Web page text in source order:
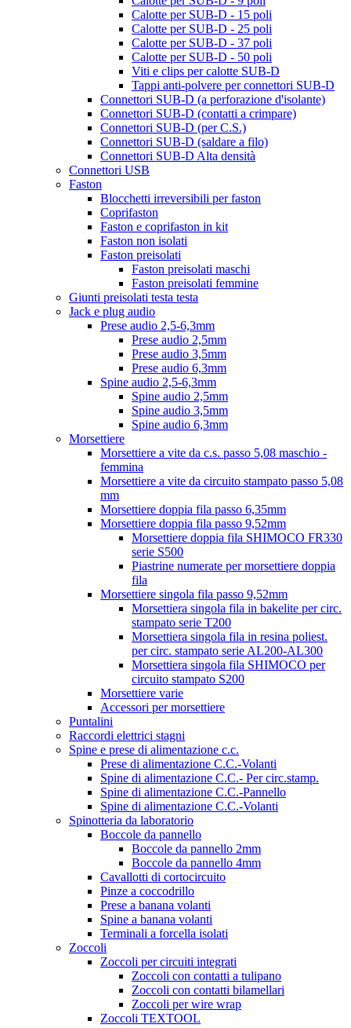
Calotte per SUB-D - 15 poli
Calotte per SUB-D - 25 poli
Calotte per SUB-D - 37 poli
Calotte per SUB-D - 50 poli
Viti e clips per calotte SUB-D
Tappi anti-polvere per connettori SUB-D
Connettori SUB-D (a perforazione d'isolante)
Connettori SUB-D (contatti a crimpare)
Connettori SUB-D (per C.S.)
Connettori SUB-D (saldare a filo)
Connettori SUB-D Alta densità
Connettori USB
Faston
Blocchetti irreversibili per faston
Coprifaston
Faston e coprifaston in kit
Faston non isolati
Faston preisolati
Faston preisolati maschi
Faston preisolati femmine
Giunti preisolati testa testa
Jack e plug audio
Prese audio 2,5-6,3mm
Prese audio 2,5mm
Prese audio 3,5mm
Prese audio 6,3mm
Spine audio 2,5-6,3mm
Spine audio 2,5mm
Spine audio 3,5mm
Spine audio 6,3mm
Morsettiere
Morsettiere a vite da c.s. passo 5,08 maschio -
femmina
Morsettiere a vite da circuito stampato passo 5,08
mm
Morsettiere doppia fila passo 6,35mm
Morsettiere doppia fila passo 9,52mm
Morsettiere doppia fila SHIMOCO FR330
serie S500
Piastrine numerate per morsettiere doppia
fila
Morsettiere singola fila passo 9,52mm
Morsettiera singola fila in bakelite per circ.
stampato serie T200
Morsettiera singola fila in resina poliest.
per circ. stampato serie AL200-AL300
Morsettiera singola fila SHIMOCO per
circuito stampato S200
Morsettiere varie
Accessori per morsettiere
Puntalini
Raccordi elettrici stagni
Spine e prese di alimentazione c.c.
Prese di alimentazione C.C.-Volanti
Spine di alimentazione C.C.- Per circ.stamp.
Spine di alimentazione C.C.-Pannello
Spine di alimentazione C.C.-Volanti
Spinotteria da laboratorio
Boccole da pannello
Boccole da pannello 2mm
Boccole da pannello 4mm
Cavallotti di cortocircuito
Pinze a coccodrillo
Prese a banana volanti
Spine a banana volanti
Terminali a forcella isolati
Zoccoli
Zoccoli per circuiti integrati
Zoccoli con contatti a tulipano
Zoccoli con contatti bilamellari
Zoccoli per wire wrap
Zoccoli TEXTOOL